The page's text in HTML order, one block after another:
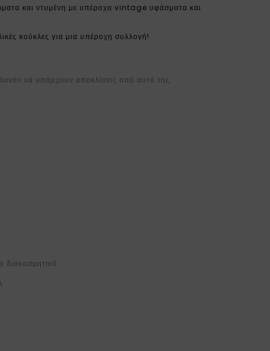
και ντυμένη με υπέροχα vintage υφάσματα και
κούκλες για μια υπέροχη συλλογή!
να υπάρχουν αποκλίσεις από αυτό της
διακοσμητικό